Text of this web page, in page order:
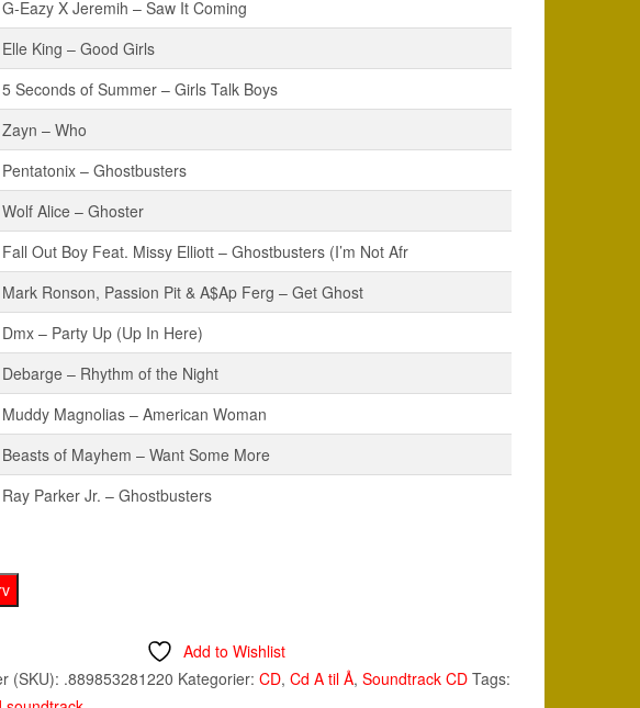
G-Eazy X Jeremih – Saw It Coming
Elle King – Good Girls
5 Seconds of Summer – Girls Talk Boys
Zayn – Who
Pentatonix – Ghostbusters
Wolf Alice – Ghoster
Fall Out Boy Feat. Missy Elliott – Ghostbusters (I’m Not Afr
Mark Ronson, Passion Pit & A$Ap Ferg – Get Ghost
Dmx – Party Up (Up In Here)
Debarge – Rhythm of the Night
Muddy Magnolias – American Woman
Beasts of Mayhem – Want Some More
Ray Parker Jr. – Ghostbusters
Add to Wishlist
(SKU): .889853281220 Kategorier: CD, Cd A til Å, Soundtrack CD Tags: